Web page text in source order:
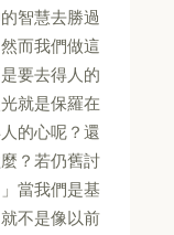
智慧去勝過
而我們做這
要去得人的
就是保羅在
的心呢？還
？若仍舊討
當我們是基
不是像以前